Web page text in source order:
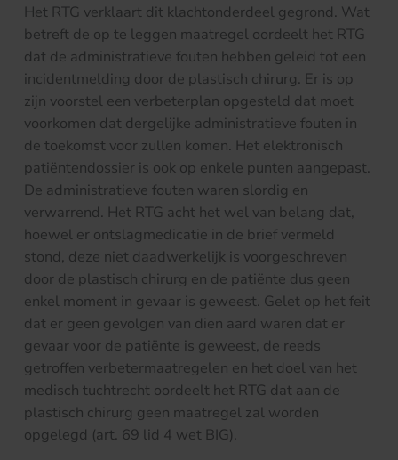
Het RTG verklaart dit klachtonderdeel gegrond. Wat
betreft de op te leggen maatregel oordeelt het RTG
dat de administratieve fouten hebben geleid tot een
incidentmelding door de plastisch chirurg. Er is op
zijn voorstel een verbeterplan opgesteld dat moet
voorkomen dat dergelijke administratieve fouten in
de toekomst voor zullen komen. Het elektronisch
patiëntendossier is ook op enkele punten aangepast.
De administratieve fouten waren slordig en
verwarrend. Het RTG acht het wel van belang dat,
hoewel er ontslagmedicatie in de brief vermeld
stond, deze niet daadwerkelijk is voorgeschreven
door de plastisch chirurg en de patiënte dus geen
enkel moment in gevaar is geweest. Gelet op het feit
dat er geen gevolgen van dien aard waren dat er
gevaar voor de patiënte is geweest, de reeds
getroffen verbetermaatregelen en het doel van het
medisch tuchtrecht oordeelt het RTG dat aan de
plastisch chirurg geen maatregel zal worden
opgelegd (art. 69 lid 4 wet BIG).